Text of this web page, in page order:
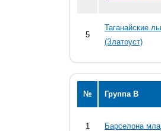
5
Таганайские
(Златоуст)
№ Группа В
1 Барселона